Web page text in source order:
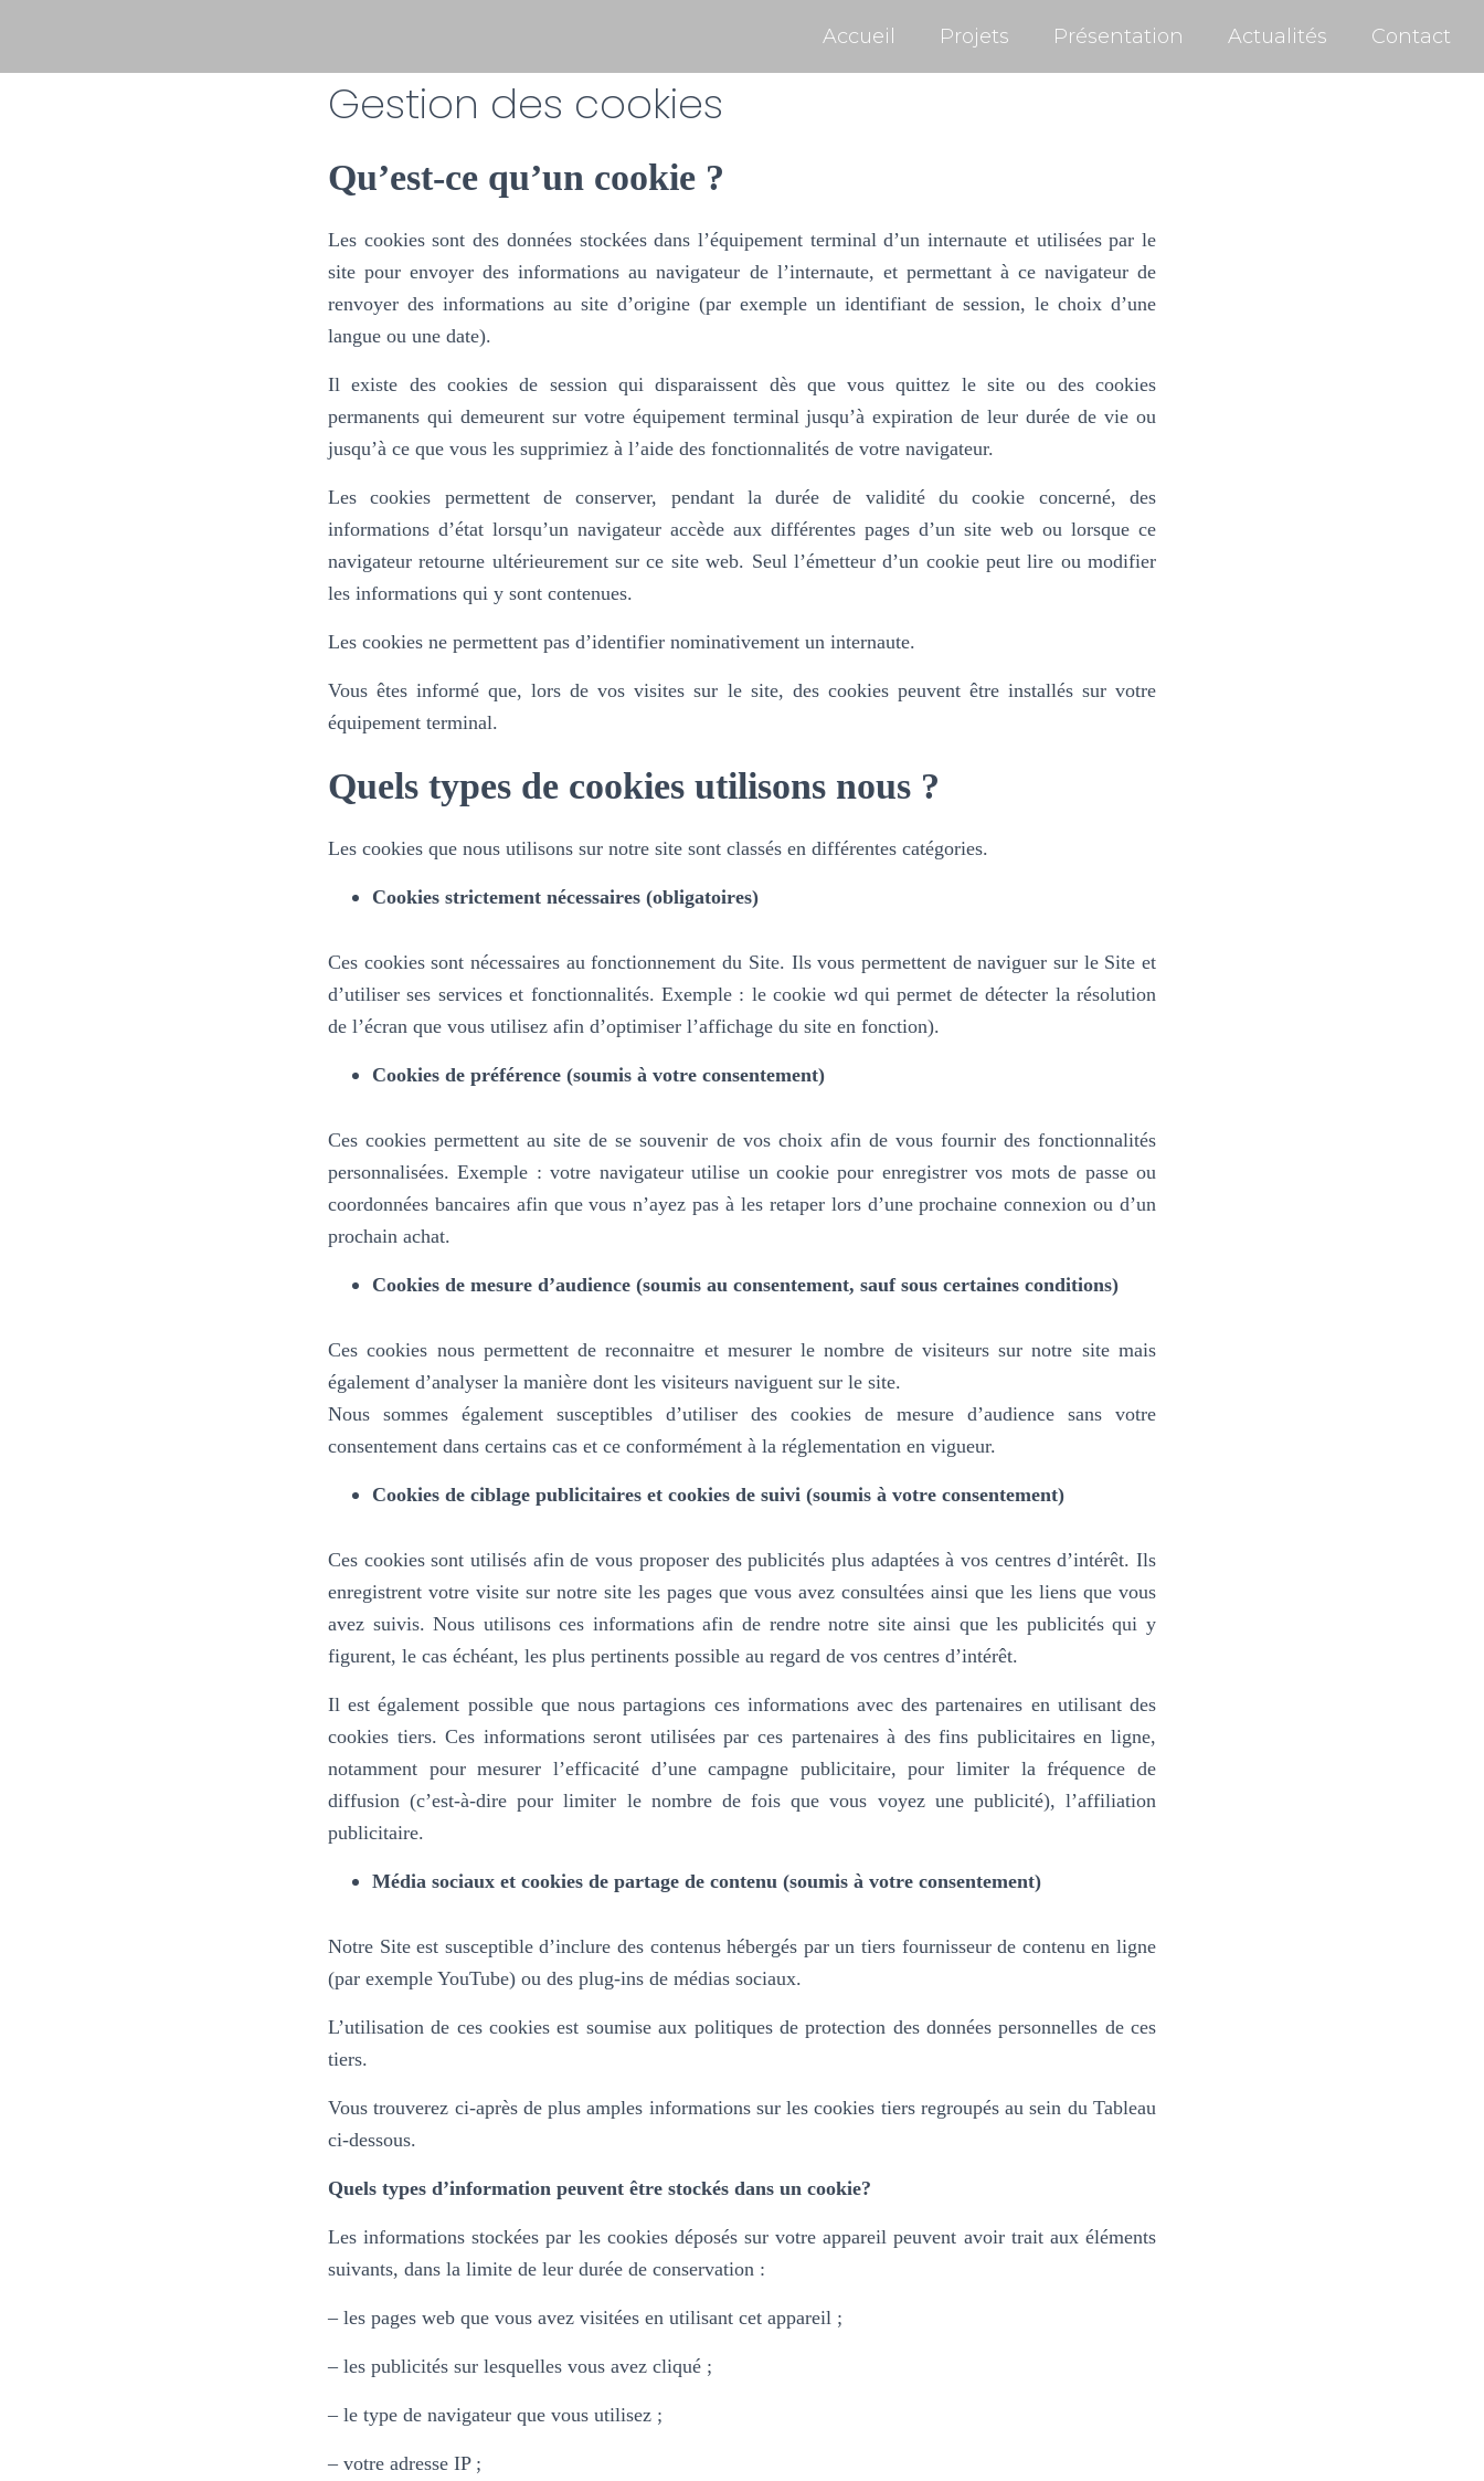
Accueil Projets Présentation Actualités Contact
Gestion des cookies
Qu’est-ce qu’un cookie ?
Les cookies sont des données stockées dans l’équipement terminal d’un internaute et utilisées par le
site pour envoyer des informations au navigateur de l’internaute, et permettant à ce navigateur de
renvoyer des informations au site d’origine (par exemple un identifiant de session, le choix d’une
langue ou une date).
Il existe des cookies de session qui disparaissent dès que vous quittez le site ou des cookies
permanents qui demeurent sur votre équipement terminal jusqu’à expiration de leur durée de vie ou
jusqu’à ce que vous les supprimiez à l’aide des fonctionnalités de votre navigateur.
Les cookies permettent de conserver, pendant la durée de validité du cookie concerné, des
informations d’état lorsqu’un navigateur accède aux différentes pages d’un site web ou lorsque ce
navigateur retourne ultérieurement sur ce site web. Seul l’émetteur d’un cookie peut lire ou modifier
les informations qui y sont contenues.
Les cookies ne permettent pas d’identifier nominativement un internaute.
Vous êtes informé que, lors de vos visites sur le site, des cookies peuvent être installés sur votre
équipement terminal.
Quels types de cookies utilisons nous ?
Les cookies que nous utilisons sur notre site sont classés en différentes catégories.
Cookies strictement nécessaires (obligatoires)
Ces cookies sont nécessaires au fonctionnement du Site. Ils vous permettent de naviguer sur le Site et
d’utiliser ses services et fonctionnalités. Exemple : le cookie wd qui permet de détecter la résolution
de l’écran que vous utilisez afin d’optimiser l’affichage du site en fonction).
Cookies de préférence (soumis à votre consentement)
Ces cookies permettent au site de se souvenir de vos choix afin de vous fournir des fonctionnalités
personnalisées. Exemple : votre navigateur utilise un cookie pour enregistrer vos mots de passe ou
coordonnées bancaires afin que vous n’ayez pas à les retaper lors d’une prochaine connexion ou d’un
prochain achat.
Cookies de mesure d’audience (soumis au consentement, sauf sous certaines conditions)
Ces cookies nous permettent de reconnaitre et mesurer le nombre de visiteurs sur notre site mais
également d’analyser la manière dont les visiteurs naviguent sur le site.
Nous sommes également susceptibles d’utiliser des cookies de mesure d’audience sans votre
consentement dans certains cas et ce conformément à la réglementation en vigueur.
Cookies de ciblage publicitaires et cookies de suivi (soumis à votre consentement)
Ces cookies sont utilisés afin de vous proposer des publicités plus adaptées à vos centres d’intérêt. Ils
enregistrent votre visite sur notre site les pages que vous avez consultées ainsi que les liens que vous
avez suivis. Nous utilisons ces informations afin de rendre notre site ainsi que les publicités qui y
figurent, le cas échéant, les plus pertinents possible au regard de vos centres d’intérêt.
Il est également possible que nous partagions ces informations avec des partenaires en utilisant des
cookies tiers. Ces informations seront utilisées par ces partenaires à des fins publicitaires en ligne,
notamment pour mesurer l’efficacité d’une campagne publicitaire, pour limiter la fréquence de
diffusion (c’est-à-dire pour limiter le nombre de fois que vous voyez une publicité), l’affiliation
publicitaire.
Média sociaux et cookies de partage de contenu (soumis à votre consentement)
Notre Site est susceptible d’inclure des contenus hébergés par un tiers fournisseur de contenu en ligne
(par exemple YouTube) ou des plug-ins de médias sociaux.
L’utilisation de ces cookies est soumise aux politiques de protection des données personnelles de ces
tiers.
Vous trouverez ci-après de plus amples informations sur les cookies tiers regroupés au sein du Tableau
ci-dessous.
Quels types d’information peuvent être stockés dans un cookie?
Les informations stockées par les cookies déposés sur votre appareil peuvent avoir trait aux éléments
suivants, dans la limite de leur durée de conservation :
– les pages web que vous avez visitées en utilisant cet appareil ;
– les publicités sur lesquelles vous avez cliqué ;
– le type de navigateur que vous utilisez ;
– votre adresse IP ;